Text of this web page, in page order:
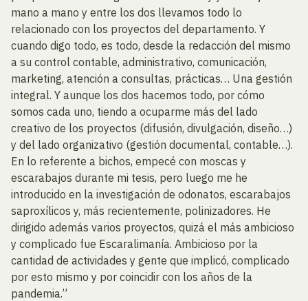
mano a mano y entre los dos llevamos todo lo
relacionado con los proyectos del departamento. Y
cuando digo todo, es todo, desde la redacción del mismo
a su control contable, administrativo, comunicación,
marketing, atención a consultas, prácticas… Una gestión
integral. Y aunque los dos hacemos todo, por cómo
somos cada uno, tiendo a ocuparme más del lado
creativo de los proyectos (difusión, divulgación, diseño…)
y del lado organizativo (gestión documental, contable…).
En lo referente a bichos, empecé con moscas y
escarabajos durante mi tesis, pero luego me he
introducido en la investigación de odonatos, escarabajos
saproxílicos y, más recientemente, polinizadores. He
dirigido además varios proyectos, quizá el más ambicioso
y complicado fue Escaralimanía. Ambicioso por la
cantidad de actividades y gente que implicó, complicado
por esto mismo y por coincidir con los años de la
pandemia.”